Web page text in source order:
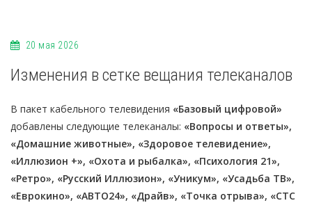
20 мая 2026
Изменения в сетке вещания телеканалов
В пакет кабельного телевидения «Базовый цифровой»
добавлены следующие телеканалы: «Вопросы и ответы»,
«Домашние животные», «Здоровое телевидение»,
«Иллюзион +», «Охота и рыбалка», «Психология 21»,
«Ретро», «Русский Иллюзион», «Уникум», «Усадьба ТВ»,
«Еврокино», «АВТО24», «Драйв», «Точка отрыва», «СТС